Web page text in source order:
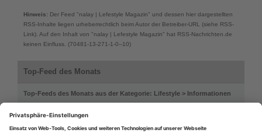
Hinweis: Der Feed "nalay | Lefestyle Magazin" und dessen hier dargestellten
RSS-Inhalte liegen urheberrechtlich beim Autor der Betreiber-URL (siehe RSS-
Link). Auf den Inhalt von "nalay | Lefestyle Magazin" hat RSS-Nachrichten.de
keinen Einfluss. (70481-13-271-1-0--10)
Top-Feed des Monats
Top-Feeds des Monats aus der Kategorie: Lifestyle > Informationen
nalay | Lefestyle Magazin
Top Magazin Frankfurt